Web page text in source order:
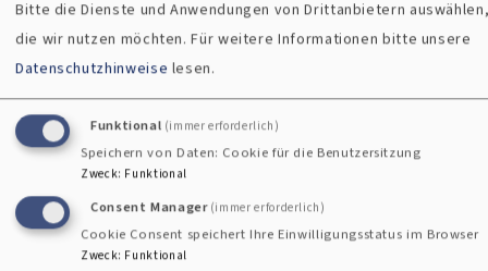
Heiratsurkunde
Denn für die Kirche ist die Heirat auf dem Standesamt auch
kirchenrechtlich verbindlich. Erst wenn ein Paar
standesamtlich verheiratet ist, kann die kirchliche Trauung
gefeiert werden.
Das Traubekenntnis
Bitte die Dienste und Anwendungen von Drittanbietern
die wir nutzen möchten.Für weitere Informationen bitte unsere
Datenschutzhinweise lesen.
Funktional (immer erforderlich)
Speichern von Daten: Cookie für die Benutzersitzung
Zweck: Funktional
Consent Manager (immer erforderlich)
Cookie Consent speichert Ihre Einwilligungsstatus im Browser
Zweck: Funktional